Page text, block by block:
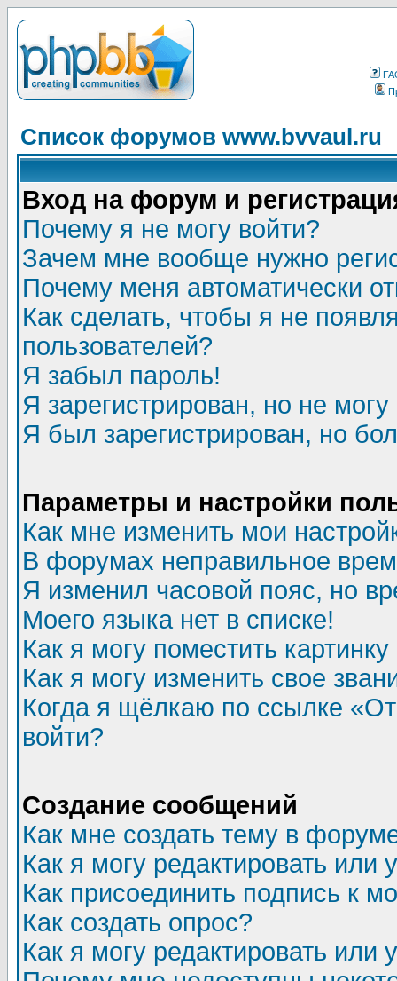
Список форумов www.bvvaul.ru
Вход на форум и
Почему я не могу войти?
Зачем мне вообще нужно
Почему меня автоматически
Как сделать, чтобы я не
пользователей?
Я забыл пароль!
Я зарегистрирован, но не могу
Я был зарегистрирован, но
Параметры и настройки
Как мне изменить мои
В форумах неправильное
Я изменил часовой пояс, но
Моего языка нет в списке!
Как я могу поместить
Как я могу изменить свое
Когда я щёлкаю по ссылке
войти?
Создание сообщений
Как мне создать тему в
Как я могу редактировать или
Как присоединить подпись к
Как создать опрос?
Как я могу редактировать или